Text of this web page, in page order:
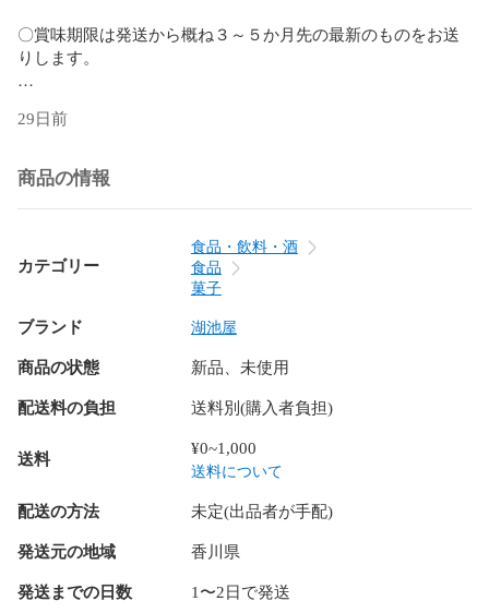
〇賞味期限は発送から概ね３～５か月先の最新のものをお送
りします。
馬鈴薯（日本：遺伝子組換えでない）、植物油、香辛料、砂
糖、たんぱく加水分解物（大豆を含む）、ぶどう糖、食塩、
チキンブイヨンパウダー、野菜エキスパウダー（乳成分・大
豆・豚肉・ゼラチンを含む）、香味油（小麦・大豆を含
む）、オリゴ糖／調味料（アミノ酸等）、パプリカ色素、酸
味料、香辛料抽出物、甘味料（ステビア、カンゾウ）、香料
29日前
商品の情報
カテゴリー
食品・飲料・酒
食品
菓子
ブランド 湖池屋
商品の状態 新品、未使用
配送料の負担 送料別(購入者負担)
送料
¥0~1,000
送料について
配送の方法 未定(出品者が手配)
発送元の地域 香川県
発送までの日数 1〜2日で発送